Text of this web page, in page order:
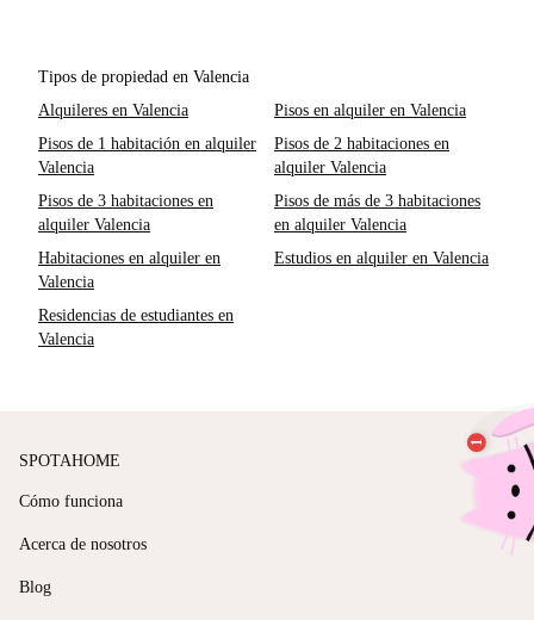
Tipos de propiedad en Valencia
Alquileres en Valencia
Pisos en alquiler en Valencia
Pisos de 1 habitación en alquiler
Valencia
Pisos de 2 habitaciones en
alquiler Valencia
Pisos de 3 habitaciones en
alquiler Valencia
Pisos de más de 3 habitaciones
en alquiler Valencia
Habitaciones en alquiler en
Valencia
Estudios en alquiler en Valencia
Residencias de estudiantes en
Valencia
SPOTAHOME
Cómo funciona
Acerca de nosotros
Blog